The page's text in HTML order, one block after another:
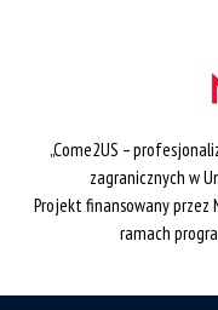
„Come2US –
zagranicznych w
Projekt finansowany przez
ramach